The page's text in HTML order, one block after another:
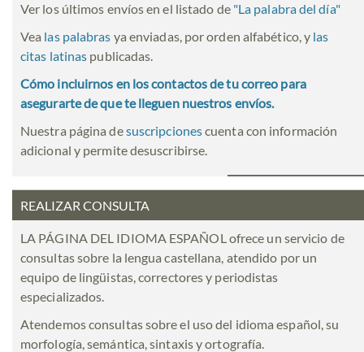
Ver los últimos envíos en el listado de "La palabra del día"
Vea las palabras ya enviadas, por orden alfabético, y las
citas latinas publicadas.
Cómo incluirnos en los contactos de tu correo para
asegurarte de que te lleguen nuestros envíos.
Nuestra página desuscripcionescuenta con información
adicional y permite desuscribirse.
REALIZAR CONSULTA
LA PÁGINA DEL IDIOMA ESPAÑOL ofrece un servicio de
consultas sobre la lengua castellana, atendido por un
equipo de lingüistas, correctores y periodistas
especializados.
Atendemos consultas sobre el uso del idioma español, su
morfología, semántica, sintaxis y ortografía.